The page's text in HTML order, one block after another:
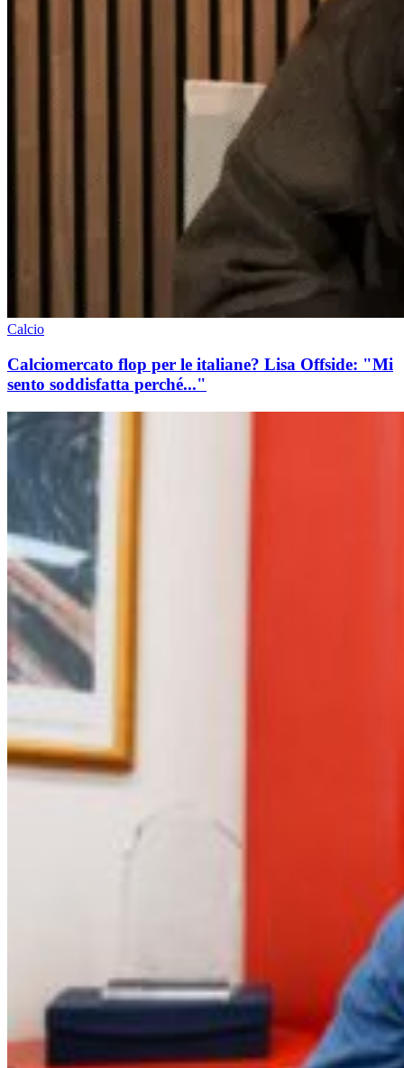
Calcio
Calciomercato flop per le italiane? Lisa Offside: "Mi
sento soddisfatta perché..."